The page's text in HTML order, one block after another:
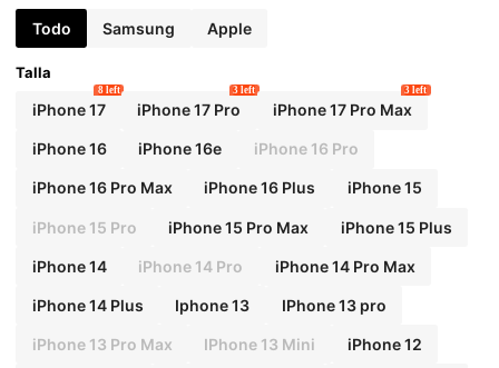
Todo Samsung Apple
Talla
iPhone 17
8 left
iPhone 17 Pro
3 left
iPhone 17 Pro Max
3 left
iPhone 16 iPhone 16e iPhone 16 Pro
iPhone 16 Pro Max iPhone 16 Plus iPhone 15
iPhone 15 Pro iPhone 15 Pro Max iPhone 15 Plus
iPhone 14 iPhone 14 Pro iPhone 14 Pro Max
iPhone 14 Plus Iphone 13 IPhone 13 pro
iPhone 13 Pro Max IPhone 13 Mini iPhone 12